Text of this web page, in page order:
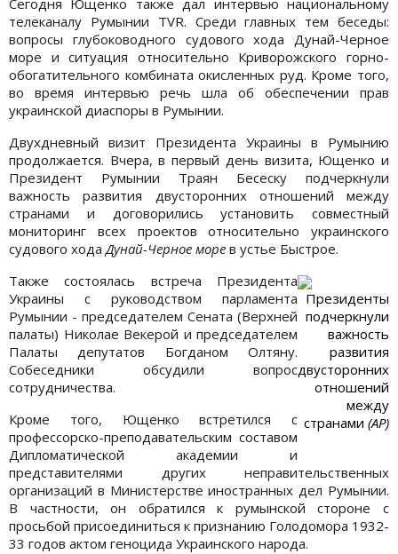
Сегодня Ющенко также дал интервью национальному
телеканалу Румынии TVR. Среди главных тем беседы:
вопросы глубоководного судового хода Дунай-Черное
море и ситуация относительно Криворожского горно-
обогатительного комбината окисленных руд. Кроме того,
во время интервью речь шла об обеспечении прав
украинской диаспоры в Румынии.
Двухдневный визит Президента Украины в Румынию
продолжается. Вчера, в первый день визита, Ющенко и
Президент Румынии Траян Бесеску подчеркнули
важность развития двусторонних отношений между
странами и договорились установить совместный
мониторинг всех проектов относительно украинского
судового ходаДунай-Черное море в устье Быстрое.
Президенты
подчеркнули
важность
развития
двусторонних
отношений
между
странами (АР)
Также состоялась встреча Президента
Украины с руководством парламента
Румынии - председателем Сената (Верхней
палаты) Николае Векерой и председателем
Палаты депутатов Богданом Олтяну.
Собеседники обсудили вопрос
сотрудничества.
Кроме того, Ющенко встретился с
профессорско-преподавательским составом
Дипломатической академии и
представителями других неправительственных
организаций в Министерстве иностранных дел Румынии.
В частности, он обратился к румынской стороне с
просьбой присоединиться к признанию Голодомора 1932-
33 годов актом геноцида Украинского народа.